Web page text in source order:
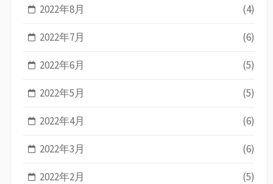
2022年8月 (4)
2022年7月 (6)
2022年6月 (5)
2022年5月 (5)
2022年4月 (6)
2022年3月 (6)
2022年2月 (5)